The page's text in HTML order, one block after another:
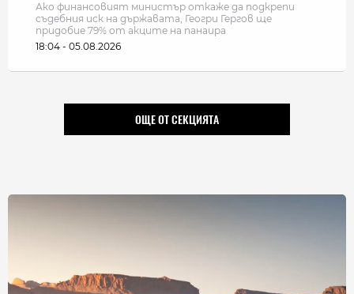
Ако финансовият министър откаже да подкрепи
съдебния иск на държавата, Геогри Гергов ще
придобие 79% от акците на панаира
18:04 - 05.08.2026
ОЩЕ ОТ СЕКЦИЯТА